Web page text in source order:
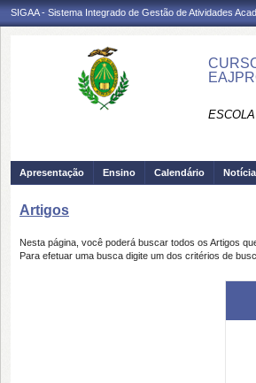
SIGAA - Sistema Integrado de Gestão de Atividades
Apresentação Ensino Calendário
Artigos
Nesta página, você poderá buscar todos os Artigos
Para efetuar uma busca digite um dos critérios de